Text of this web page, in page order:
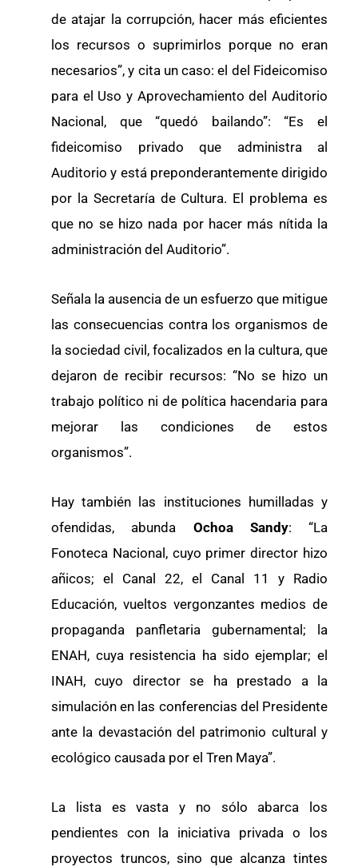
de atajar la corrupción, hacer más eficientes
los recursos o suprimirlos porque no eran
necesarios”, y cita un caso: el del Fideicomiso
para el Uso y Aprovechamiento del Auditorio
Nacional, que “quedó bailando”: “Es el
fideicomiso privado que administra al
Auditorio y está preponderantemente dirigido
por la Secretaría de Cultura. El problema es
que no se hizo nada por hacer más nítida la
administración del Auditorio”.
Señala la ausencia de un esfuerzo que mitigue
las consecuencias contra los organismos de
la sociedad civil, focalizados en la cultura, que
dejaron de recibir recursos: “No se hizo un
trabajo político ni de política hacendaria para
mejorar las condiciones de estos
organismos”.
Hay también las instituciones humilladas y
ofendidas, abunda Ochoa Sandy: “La
Fonoteca Nacional, cuyo primer director hizo
añicos; el Canal 22, el Canal 11 y Radio
Educación, vueltos vergonzantes medios de
propaganda panfletaria gubernamental; la
ENAH, cuya resistencia ha sido ejemplar; el
INAH, cuyo director se ha prestado a la
simulación en las conferencias del Presidente
ante la devastación del patrimonio cultural y
ecológico causada por el Tren Maya”.
La lista es vasta y no sólo abarca los
pendientes con la iniciativa privada o los
proyectos truncos, sino que alcanza tintes